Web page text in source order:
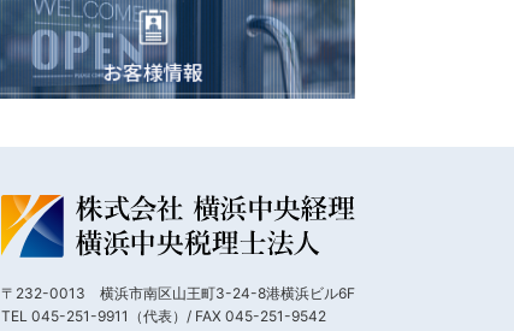
〒232-0013 横浜市南区山王町3-24-8港横浜ビル6F
TEL 045-251-9911（代表）/ FAX 045-251-9542